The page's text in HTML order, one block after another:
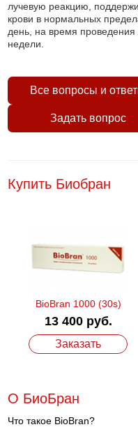
лучевую реакцию,
крови в нормальных
день, на время
недели.
Все вопросы и
Задать вопрос
Купить Биобран
BioBran 1000 (30s)
13 400 руб.
Заказать
О БиоБран
Что такое BioBran?